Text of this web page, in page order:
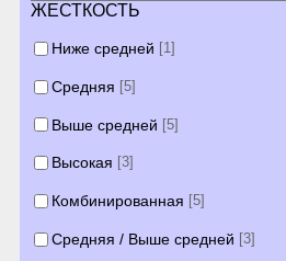
ЖЕСТКОСТЬ
Ниже средней [1]
Средняя [5]
Выше средней [5]
Высокая [3]
Комбинированная [5]
Средняя / Выше средней [3]